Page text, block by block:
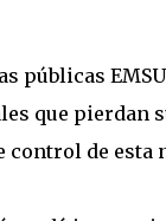
que pierdan
control de esta